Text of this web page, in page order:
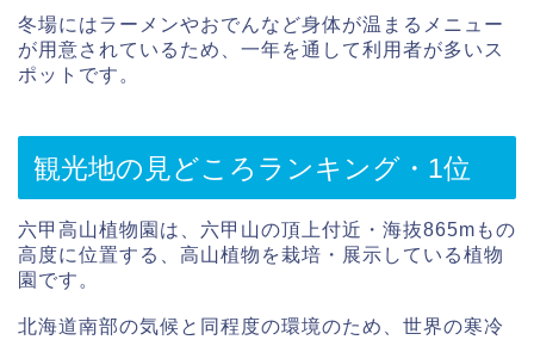
冬場にはラーメンやおでんなど身体が温まるメニュー
が用意されているため、一年を通して利用者が多いス
ポットです。
観光地の見どころランキング・1位
六甲高山植物園は、六甲山の頂上付近・海抜865mもの
高度に位置する、高山植物を栽培・展示している植物
園です。
北海道南部の気候と同程度の環境のため、世界の寒冷